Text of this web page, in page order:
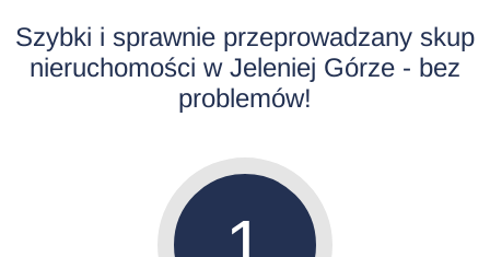
Szybki i sprawnie przeprowadzany skup
nieruchomości w Jeleniej Górze - bez
problemów!